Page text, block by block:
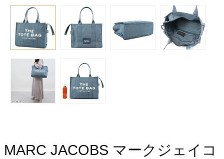
MARC JACOBS マークジェイコ